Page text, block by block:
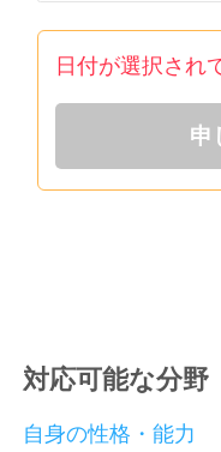
日付が選択され
申
対応可能な分野
自身の性格・能力